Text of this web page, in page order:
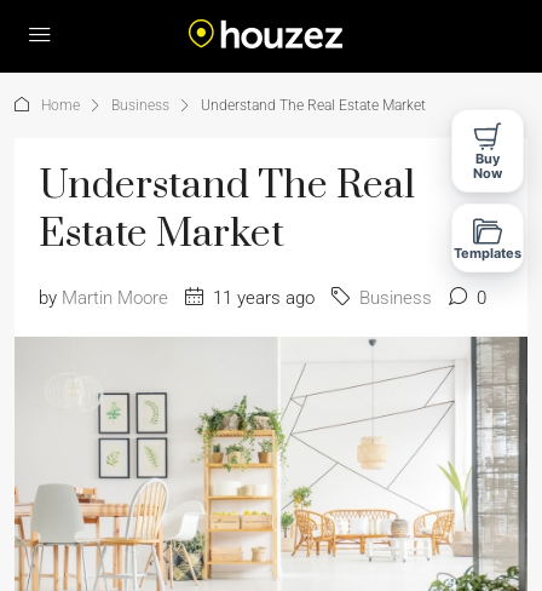
Home Business Understand The Real Estate Market
Understand The Real
Estate Market
by Martin Moore 11 years ago Business 0
Buy
Now
Templates